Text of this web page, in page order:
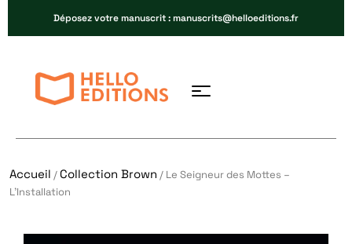
Déposez votre manuscrit : manuscrits@helloeditions.fr
Accueil /Collection Brown / Le Seigneur des Mottes –
L’Installation